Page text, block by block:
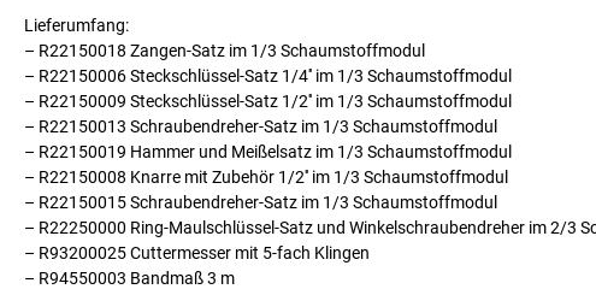
Lieferumfang:
– R22150018 Zangen-Satz im 1/3 Schaumstoffmodul
– R22150006 Steckschlüssel-Satz 1/4'' im 1/3 Schaumstoffmodul
– R22150009 Steckschlüssel-Satz 1/2'' im 1/3 Schaumstoffmodul
– R22150013 Schraubendreher-Satz im 1/3 Schaumstoffmodul
– R22150019 Hammer und Meißelsatz im 1/3 Schaumstoffmodul
– R22150008 Knarre mit Zubehör 1/2'' im 1/3 Schaumstoffmodul
– R22150015 Schraubendreher-Satz im 1/3 Schaumstoffmodul
– R22250000 Ring-Maulschlüssel-Satz und Winkelschraubendreher im 2/3
– R93200025 Cuttermesser mit 5-fach Klingen
– R94550003 Bandmaß 3 m